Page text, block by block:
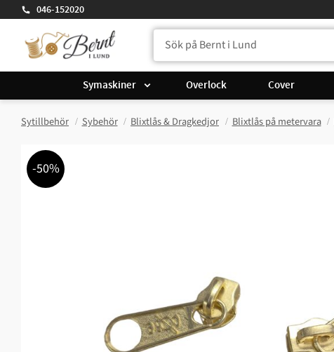
046-152020
Symaskiner Overlock Cover
Sytillbehör Sybehör Blixtlås & Dragkedjor Blixtlås på metervara
50%